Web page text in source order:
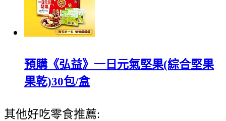
預購《弘益》一日元氣堅果(綜合堅果
果乾)30包/盒
其他好吃零食推薦: